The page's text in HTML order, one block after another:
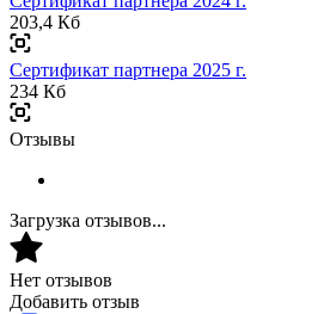
203,4 Кб
Сертификат партнера 2025 г.
234 Кб
Отзывы
Загрузка отзывов...
Нет отзывов
Добавить отзыв